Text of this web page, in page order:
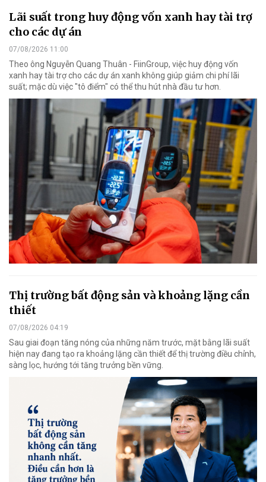
Lãi suất trong huy động vốn xanh hay tài trợ
cho các dự án
07/08/2026 11:00
Theo ông Nguyễn Quang Thuân - FiinGroup, việc huy động vốn
xanh hay tài trợ cho các dự án xanh không giúp giảm chi phí lãi
suất; mặc dù việc "tô điểm" có thể thu hút nhà đầu tư hơn.
Thị trường bất động sản và khoảng lặng cần
thiết
07/08/2026 04:19
Sau giai đoạn tăng nóng của những năm trước, mặt bằng lãi suất
hiện nay đang tạo ra khoảng lặng cần thiết để thị trường điều chỉnh,
sàng lọc, hướng tới tăng trưởng bền vững.